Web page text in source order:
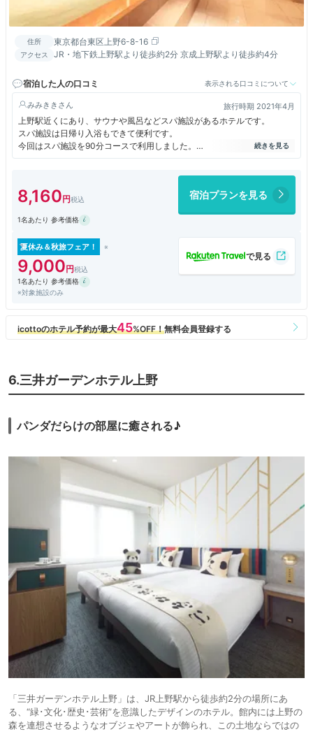
住所 東京都台東区上野6-8-16
アクセス JR・地下鉄上野駅より徒歩約2分 京成上野駅より徒歩約4分
宿泊した人の口コミ 表示される口コミについて
みみきき 旅行時期 2021年4月
上野駅近くにあり、サウナや風呂などスパ施設があるホテルです。
スパ施設は日帰り入浴もできて便利です。
今回はスパ施設を90分コースで利用しました。
休日夕方に行きましたが、人数制限で少々待ちました。
風呂、水風呂、整い椅子がありました。
サウナ目当てに来ている人（サ活）が多い印象。
きれいな施設でリフレッシュできました。
8,160 宿泊プランを見る
1名あたり 参考価格
夏休み＆秋旅フェア！
9,000
1名あたり 参考価格
※対象施設のみ
6.三井ガーデンホテル上野
パンダだらけの部屋に癒される♪
「三井ガーデンホテル上野」は、JR上野駅から徒歩約2分の場所にあ
る、“緑･文化･歴史･芸術”を意識したデザインのホテル。館内には上野の
森を連想させるようなオブジェやアートが飾られ、この土地ならではの